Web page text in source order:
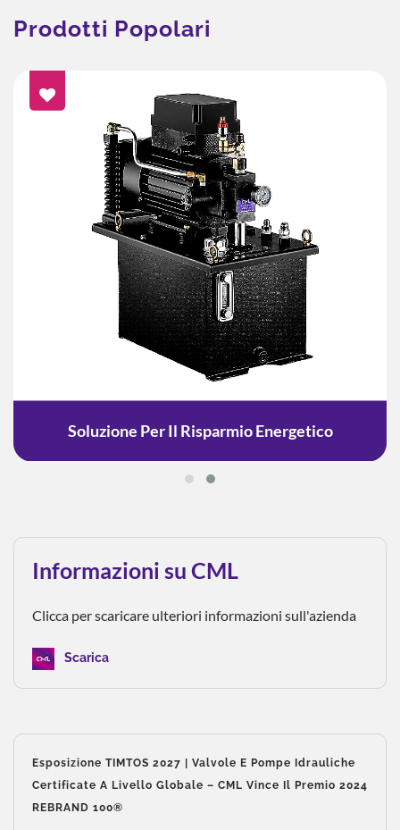
Prodotti Popolari
Soluzione Per Il Risparmio Energetico
Informazioni su CML
Clicca per scaricare ulteriori informazioni sull'azienda
Scarica
Esposizione TIMTOS 2027 | Valvole E Pompe Idrauliche
Certificate A Livello Globale – CML Vince Il Premio 2024
REBRAND 100®